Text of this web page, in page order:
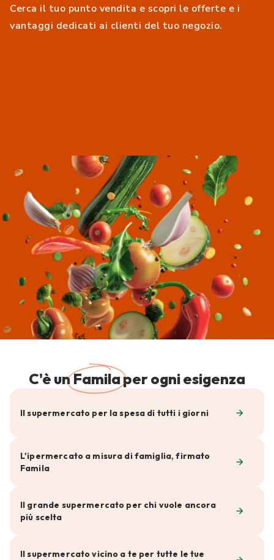
Cerca il tuo punto vendita e scopri le offerte e i
vantaggi dedicati ai clienti del tuo negozio.
C'è unFamilaper ogni esigenza
Il supermercato per la spesa di tutti i giorni
L'ipermercato a misura di famiglia, firmato
Famila
Il grande supermercato per chi vuole ancora
più scelta
Il supermercato vicino a te per tutte le tue